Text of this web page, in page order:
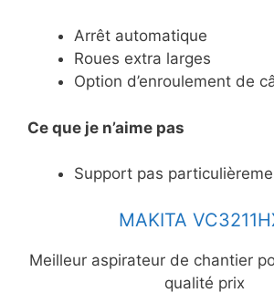
Arrêt automatique
Roues extra larges
Option d’enroulement de
Ce que je n’aime pas
Support pas
MAKITA
Meilleur aspirateur de chantier
qualité prix